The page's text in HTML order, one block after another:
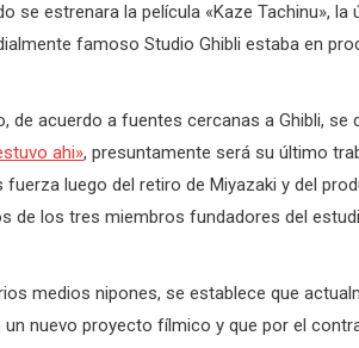
se estrenara la película «Kaze Tachinu»,
famoso Studio Ghibli estaba en
de acuerdo a fuentes cercanas a Ghibli, se
ahi», presuntamente será su último
luego del retiro de Miyazaki y del
de los tres miembros fundadores del
medios nipones, se establece que
nuevo proyecto fílmico y que por el